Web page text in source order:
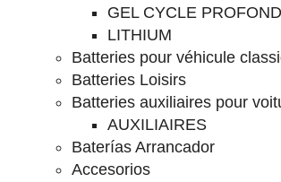
GEL CYCLE PROFOND
LITHIUM
Batteries pour véhicule
Batteries Loisirs
Batteries auxiliaires pour
AUXILIAIRES
Baterías Arrancador
Accesorios